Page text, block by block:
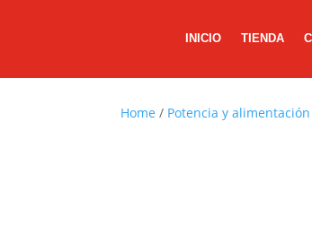
INICIO TIENDA
Home / Potencia y alimentación